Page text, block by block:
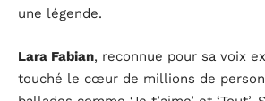
une légende.
Lara Fabian, reconnue pour sa voix
touché le cœur de millions de